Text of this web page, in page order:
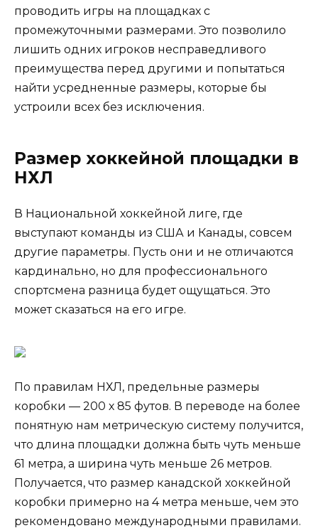
проводить игры на площадках с
промежуточными размерами. Это позволило
лишить одних игроков несправедливого
преимущества перед другими и попытаться
найти усредненные размеры, которые бы
устроили всех без исключения.
Размер хоккейной площадки в
НХЛ
В Национальной хоккейной лиге, где
выступают команды из США и Канады, совсем
другие параметры. Пусть они и не отличаются
кардинально, но для профессионального
спортсмена разница будет ощущаться. Это
может сказаться на его игре.
По правилам НХЛ, предельные размеры
коробки — 200 х 85 футов. В переводе на более
понятную нам метрическую систему получится,
что длина площадки должна быть чуть меньше
61 метра, а ширина чуть меньше 26 метров.
Получается, что размер канадской хоккейной
коробки примерно на 4 метра меньше, чем это
рекомендовано международными правилами.